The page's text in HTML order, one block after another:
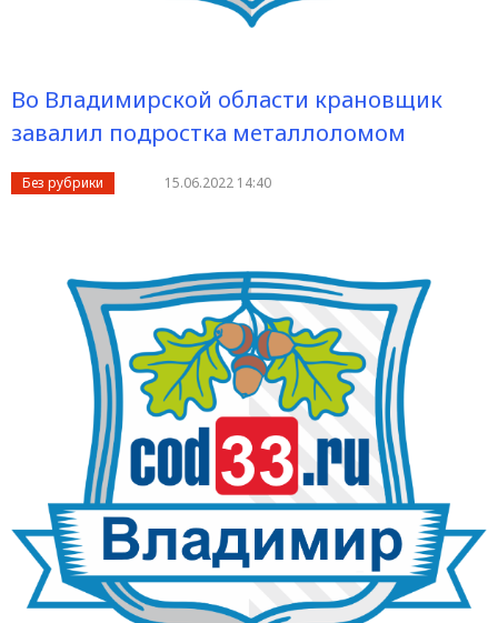
Во Владимирской области крановщик
завалил подростка металлоломом
Без рубрики 15.06.2022 14:40